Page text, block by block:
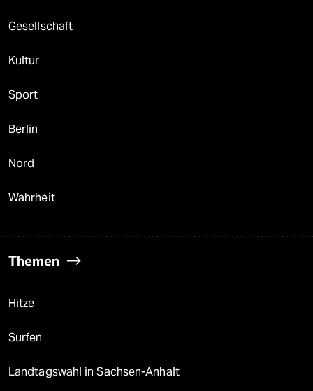
Gesellschaft
Kultur
Sport
Berlin
Nord
Wahrheit
Themen
Hitze
Surfen
Landtagswahl in Sachsen-Anhalt